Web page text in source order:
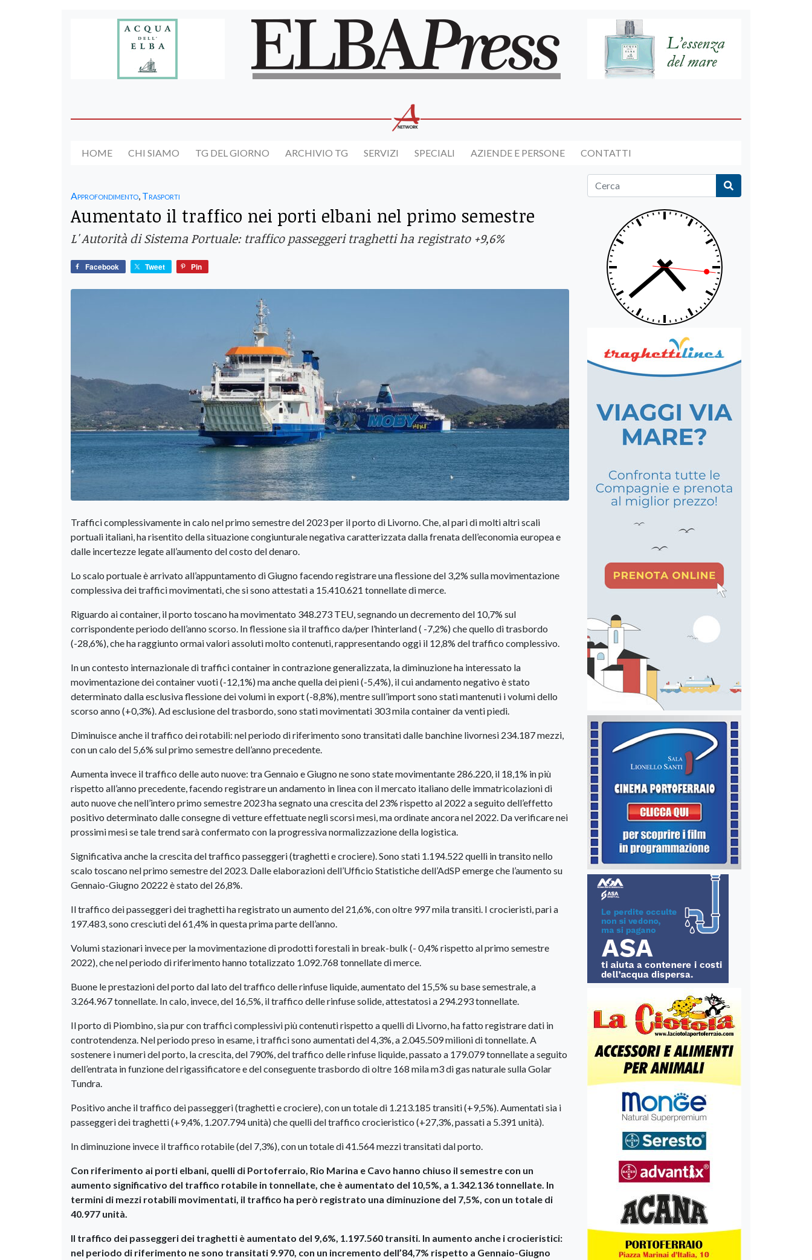
HOME CHI SIAMO TG DEL GIORNO ARCHIVIO TG SERVIZI SPECIALI AZIENDE E PERSONE CONTATTI
Approfondimento Trasporti
Aumentato il traffico nei porti elbani nel primo semestre
L' Autorità di Sistema Portuale: traffico passeggeri traghetti ha registrato +9,6%
Facebook Tweet Pin
Traffici complessivamente in calo nel primo semestre del 2023 per il porto di Livorno. Che, al pari di molti altri scali
portuali italiani, ha risentito della situazione congiunturale negativa caratterizzata dalla frenata dell’economia europea e
dalle incertezze legate all’aumento del costo del denaro.
Lo scalo portuale è arrivato all’appuntamento di Giugno facendo registrare una flessione del 3,2% sulla movimentazione
complessiva dei traffici movimentati, che si sono attestati a 15.410.621 tonnellate di merce.
Riguardo ai container, il porto toscano ha movimentato 348.273 TEU, segnando un decremento del 10,7% sul
corrispondente periodo dell’anno scorso. In flessione sia il traffico da/per l’hinterland ( -7,2%) che quello di trasbordo
(-28,6%), che ha raggiunto ormai valori assoluti molto contenuti, rappresentando oggi il 12,8% del traffico complessivo.
In un contesto internazionale di traffici container in contrazione generalizzata, la diminuzione ha interessato la
movimentazione dei container vuoti (-12,1%) ma anche quella dei pieni (-5,4%), il cui andamento negativo è stato
determinato dalla esclusiva flessione dei volumi in export (-8,8%), mentre sull’import sono stati mantenuti i volumi dello
scorso anno (+0,3%). Ad esclusione del trasbordo, sono stati movimentati 303 mila container da venti piedi.
Diminuisce anche il traffico dei rotabili: nel periodo di riferimento sono transitati dalle banchine livornesi 234.187 mezzi,
con un calo del 5,6% sul primo semestre dell’anno precedente.
Aumenta invece il traffico delle auto nuove: tra Gennaio e Giugno ne sono state movimentante 286.220, il 18,1% in più
rispetto all’anno precedente, facendo registrare un andamento in linea con il mercato italiano delle immatricolazioni di
auto nuove che nell’intero primo semestre 2023 ha segnato una crescita del 23% rispetto al 2022 a seguito dell’effetto
positivo determinato dalle consegne di vetture effettuate negli scorsi mesi, ma ordinate ancora nel 2022. Da verificare nei
prossimi mesi se tale trend sarà confermato con la progressiva normalizzazione della logistica.
Significativa anche la crescita del traffico passeggeri (traghetti e crociere). Sono stati 1.194.522 quelli in transito nello
scalo toscano nel primo semestre del 2023. Dalle elaborazioni dell’Ufficio Statistiche dell’AdSP emerge che l’aumento su
Gennaio-Giugno 20222 è stato del 26,8%.
Il traffico dei passeggeri dei traghetti ha registrato un aumento del 21,6%, con oltre 997 mila transiti. I crocieristi, pari a
197.483, sono cresciuti del 61,4% in questa prima parte dell’anno.
Volumi stazionari invece per la movimentazione di prodotti forestali in break-bulk (- 0,4% rispetto al primo semestre
2022), che nel periodo di riferimento hanno totalizzato 1.092.768 tonnellate di merce.
Buone le prestazioni del porto dal lato del traffico delle rinfuse liquide, aumentato del 15,5% su base semestrale, a
3.264.967 tonnellate. In calo, invece, del 16,5%, il traffico delle rinfuse solide, attestatosi a 294.293 tonnellate.
Il porto di Piombino, sia pur con traffici complessivi più contenuti rispetto a quelli di Livorno, ha fatto registrare dati in
controtendenza. Nel periodo preso in esame, i traffici sono aumentati del 4,3%, a 2.045.509 milioni di tonnellate. A
sostenere i numeri del porto, la crescita, del 790%, del traffico delle rinfuse liquide, passato a 179.079 tonnellate a seguito
dell’entrata in funzione del rigassificatore e del conseguente trasbordo di oltre 168 mila m3 di gas naturale sulla Golar
Tundra.
Positivo anche il traffico dei passeggeri (traghetti e crociere), con un totale di 1.213.185 transiti (+9,5%). Aumentati sia i
passeggeri dei traghetti (+9,4%, 1.207.794 unità) che quelli del traffico crocieristico (+27,3%, passati a 5.391 unità).
In diminuzione invece il traffico rotabile (del 7,3%), con un totale di 41.564 mezzi transitati dal porto.
Con riferimento ai porti elbani, quelli di Portoferraio, Rio Marina e Cavo hanno chiuso il semestre con un
aumento significativo del traffico rotabile in tonnellate, che è aumentato del 10,5%, a 1.342.136 tonnellate. In
termini di mezzi rotabili movimentati, il traffico ha però registrato una diminuzione del 7,5%, con un totale di
40.977 unità.
Il traffico dei passeggeri dei traghetti è aumentato del 9,6%, 1.197.560 transiti. In aumento anche i crocieristici:
nel periodo di riferimento ne sono transitati 9.970, con un incremento dell’84,7% rispetto a Gennaio-Giugno